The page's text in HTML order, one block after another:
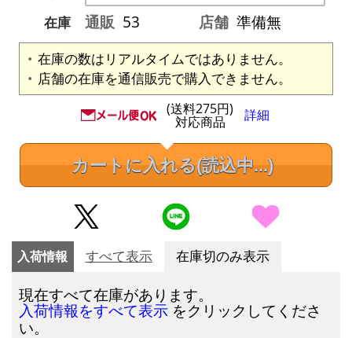
在庫
通販 53 店舗 準備無
在庫の数はリアルタイムではありません。
店舗の在庫を通信販売で購入できません。
(送料275円)
対応商品 詳細
カートに入れる(読込中...)
入荷情報 すべて表示 在庫切のみ表示
現在すべて在庫があります。
入荷情報をすべて表示 をクリックしてくださ
い。